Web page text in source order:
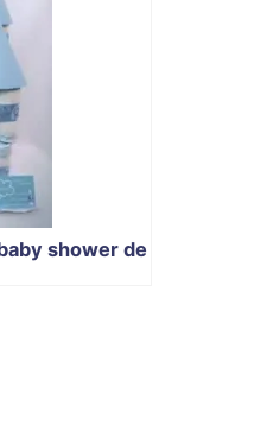
shower de